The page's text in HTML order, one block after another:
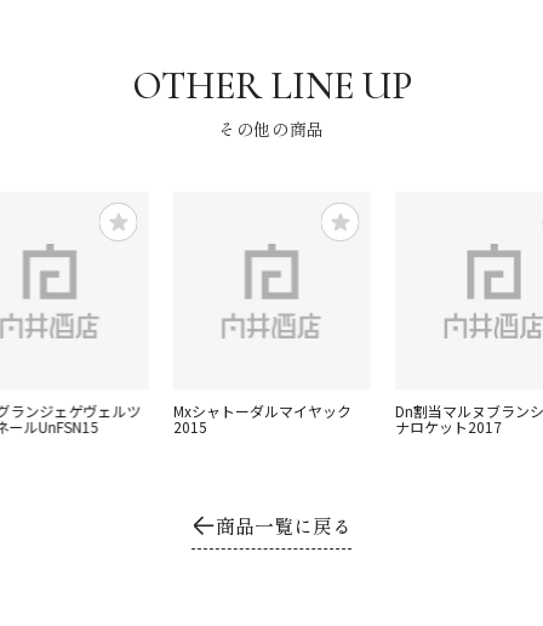
その他の商品
ランジェゲヴェルツ
ールUnFSN15
Mxシャトーダルマイヤック
2015
Dn割当マルヌブラン
ナロケット2017
商品一覧に戻る